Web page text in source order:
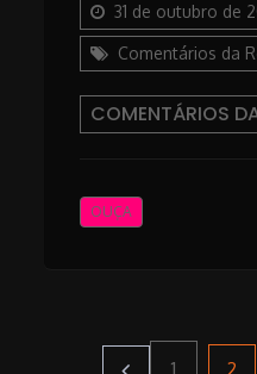
31 de outubro de
Comentários da
COMENTÁRIOS
OUÇA
Page Page
2